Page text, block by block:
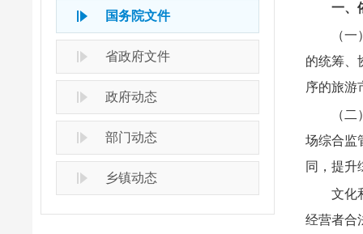
国务院文件
省政府文件
政府动态
部门动态
乡镇动态
一、
（
的统筹、
序的旅游
（
场综合监
同，提升
文化
经营者合